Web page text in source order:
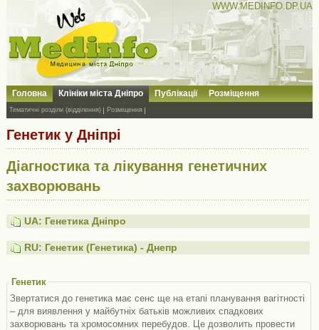
WWW.MEDINFO.DP.UA
Головна Клініки міста Дніпро Публікації Розміщення
Тематичні розділи (відділення) Розміщення
Генетик у Дніпрі
Діагностика та лікування генетичних
захворювань
UA: Генетика Дніпро
RU: Генетик (Генетика) - Днепр
Генетик
Звертатися до генетика має сенс ще на етапі планування вагітності
– для виявлення у майбутніх батьків можливих спадкових
захворювань та хромосомних перебудов. Це дозволить провести